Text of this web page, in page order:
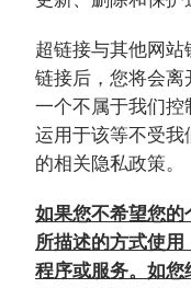
超链接与其他网
链接后，您将会离
一个不属于我们
运用于该等不受
的相关隐私政策。
如果您不希望您
所描述的方式使用
程序或服务。如